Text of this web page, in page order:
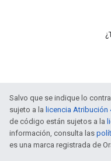
Salvo que se indique lo
sujeto a la licencia Atribución
de código están sujetos a la
información, consulta las
es una marca registrada de